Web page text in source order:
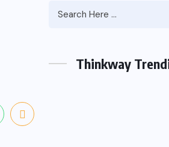
Thinkway